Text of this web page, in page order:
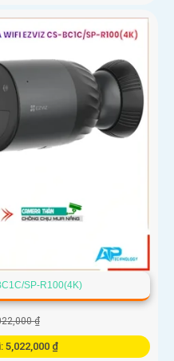
SP-R100(4K)
₫
5,022,000 ₫